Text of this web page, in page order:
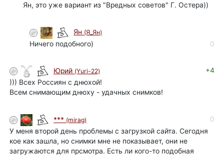
Ян, это уже вариант из "Вредных советов" Г. Остера))
Ян (Я_Ян)
0
Ничего подобного)
Юрий (Yuri-22)
+4
))) Всех Россиян с днюхой!
Всем снимающим днюху - удачных снимков!
*** (mirag)
0
У меня второй день проблемы с загрузкой сайта. Сегодня
кое как зашла, но снимки мне не показывает, они не
загружаются для прсмотра. Есть ли кого-то подобная